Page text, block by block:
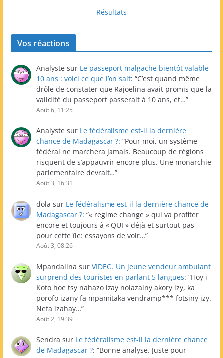
Résultats
Vos réactions
Analyste sur Le passeport malgache bientôt valable
10 ans : voici ce que l’on sait: “C’est quand même
drôle de constater que Rajoelina avait promis que la
validité du passeport passerait à 10 ans, et…”
Août 6, 11:25
Analyste sur Le fédéralisme est-il la dernière
chance de Madagascar ?: “Pour moi, un système
fédéral ne marchera jamais. Beaucoup de régions
risquent de s’appauvrir encore plus. Une monarchie
parlementaire devrait…”
Août 3, 16:31
dola sur Le fédéralisme est-il la dernière chance de
Madagascar ?: “« regime change » qui va profiter
encore et toujours à « QUI » déjà et surtout pas
pour cette île: essayons de voir…”
Août 3, 08:26
Mpandalina sur VIDEO. Un jeune vendeur ambulant
surprend des touristes en parlant 5 langues: “Hoy i
Koto hoe tsy nahazo izay nolazainy akory izy, ka
porofo izany fa mpamitaka vendramp*** fotsiny izy.
Nefa izahay…”
Août 2, 19:39
Sendra sur Le fédéralisme est-il la dernière chance
de Madagascar ?: “Bonne analyse. Juste pour